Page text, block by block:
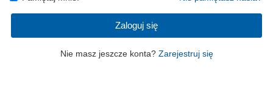
Zaloguj się
Nie masz jeszcze konta? Zarejestruj się